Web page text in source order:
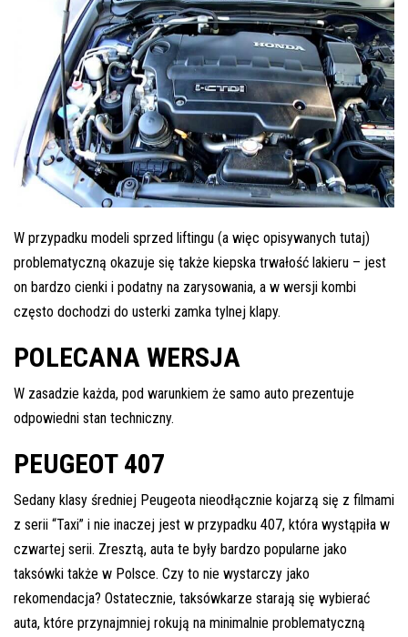
W przypadku modeli sprzed liftingu (a więc opisywanych tutaj)
problematyczną okazuje się także kiepska trwałość lakieru – jest
on bardzo cienki i podatny na zarysowania, a w wersji kombi
często dochodzi do usterki zamka tylnej klapy.
POLECANA WERSJA
W zasadzie każda, pod warunkiem że samo auto prezentuje
odpowiedni stan techniczny.
PEUGEOT 407
Sedany klasy średniej Peugeota nieodłącznie kojarzą się z filmami
z serii “Taxi” i nie inaczej jest w przypadku 407, która wystąpiła w
czwartej serii. Zresztą, auta te były bardzo popularne jako
taksówki także w Polsce. Czy to nie wystarczy jako
rekomendacja? Ostatecznie, taksówkarze starają się wybierać
auta, które przynajmniej rokują na minimalnie problematyczną